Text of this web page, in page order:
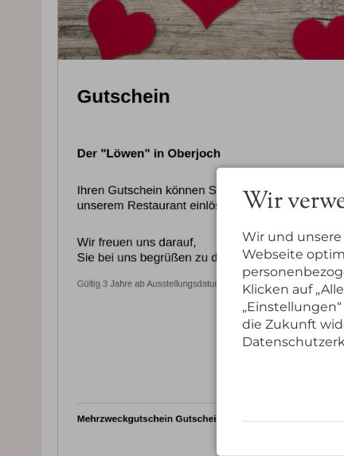
Wir
Wir und
Webseite
Klicken auf
die Zukunft